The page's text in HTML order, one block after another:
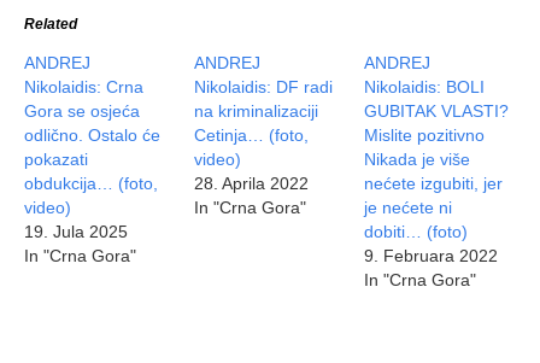
Related
ANDREJ
Nikolaidis: Crna
Gora se osjeća
odlično. Ostalo će
pokazati
obdukcija… (foto,
video)
19. Jula 2025
In "Crna Gora"
ANDREJ
Nikolaidis: DF radi
na kriminalizaciji
Cetinja… (foto,
video)
28. Aprila 2022
In "Crna Gora"
ANDREJ
Nikolaidis: BOLI
GUBITAK VLASTI?
Mislite pozitivno
Nikada je više
nećete izgubiti, jer
je nećete ni
dobiti… (foto)
9. Februara 2022
In "Crna Gora"